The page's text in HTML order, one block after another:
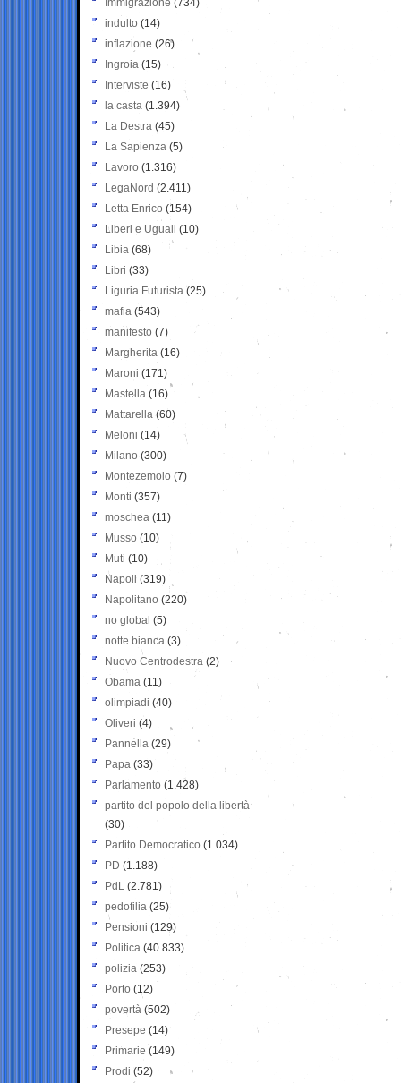
Immigrazione (734)
indulto (14)
inflazione (26)
Ingroia (15)
Interviste (16)
la casta (1.394)
La Destra (45)
La Sapienza (5)
Lavoro (1.316)
LegaNord (2.411)
Letta Enrico (154)
Liberi e Uguali (10)
Libia (68)
Libri (33)
Liguria Futurista (25)
mafia (543)
manifesto (7)
Margherita (16)
Maroni (171)
Mastella (16)
Mattarella (60)
Meloni (14)
Milano (300)
Montezemolo (7)
Monti (357)
moschea (11)
Musso (10)
Muti (10)
Napoli (319)
Napolitano (220)
no global (5)
notte bianca (3)
Nuovo Centrodestra (2)
Obama (11)
olimpiadi (40)
Oliveri (4)
Pannella (29)
Papa (33)
Parlamento (1.428)
partito del popolo della libertà
(30)
Partito Democratico (1.034)
PD (1.188)
PdL (2.781)
pedofilia (25)
Pensioni (129)
Politica (40.833)
polizia (253)
Porto (12)
povertà (502)
Presepe (14)
Primarie (149)
Prodi (52)